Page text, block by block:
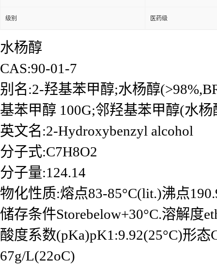
级别 医药级
水杨醇
CAS:90-01-7
别名:2-羟基苯甲醇;水杨醇
基苯甲醇 100G;邻羟基苯甲醇(水
英文名:2-Hydroxybenzyl alcohol
分子式:C7H8O2
分子量:124.14
物化性质:熔点83-85°C(lit.)沸点
储存条件Storebelow+30°C.溶解度
酸度系数(pKa)pK1:9.92(25°C)形态
67g/L(22oC)